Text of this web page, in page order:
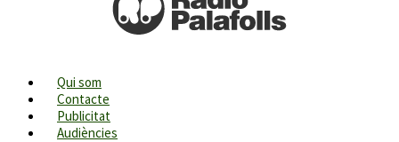
Qui som
Contacte
Publicitat
Audiències